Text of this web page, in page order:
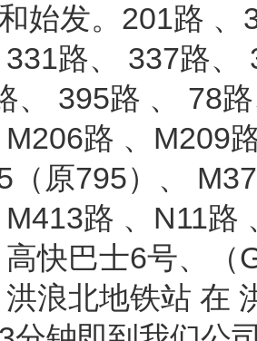
始发。201路
331路、 337路、
、 395路 、 78
M206路 、M209
（原795）、
M413路 、N11路
快巴士6号、
浪北地铁站 在